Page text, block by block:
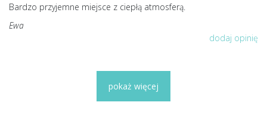
Bardzo przyjemne miejsce z ciepłą atmosferą.
Ewa
dodaj opinię
pokaż więcej